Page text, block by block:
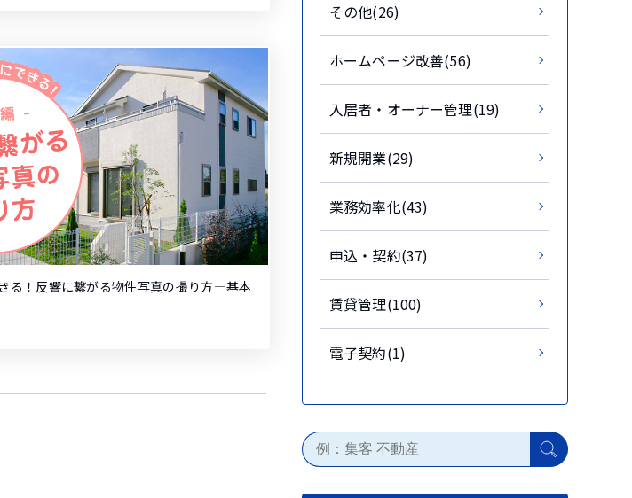
る！反響に繋がる物件写真の撮り方―基本
その他(26)
ホームページ改善(56)
入居者・オーナー管理(19)
新規開業(29)
業務効率化(43)
申込・契約(37)
賃貸管理(100)
電子契約(1)